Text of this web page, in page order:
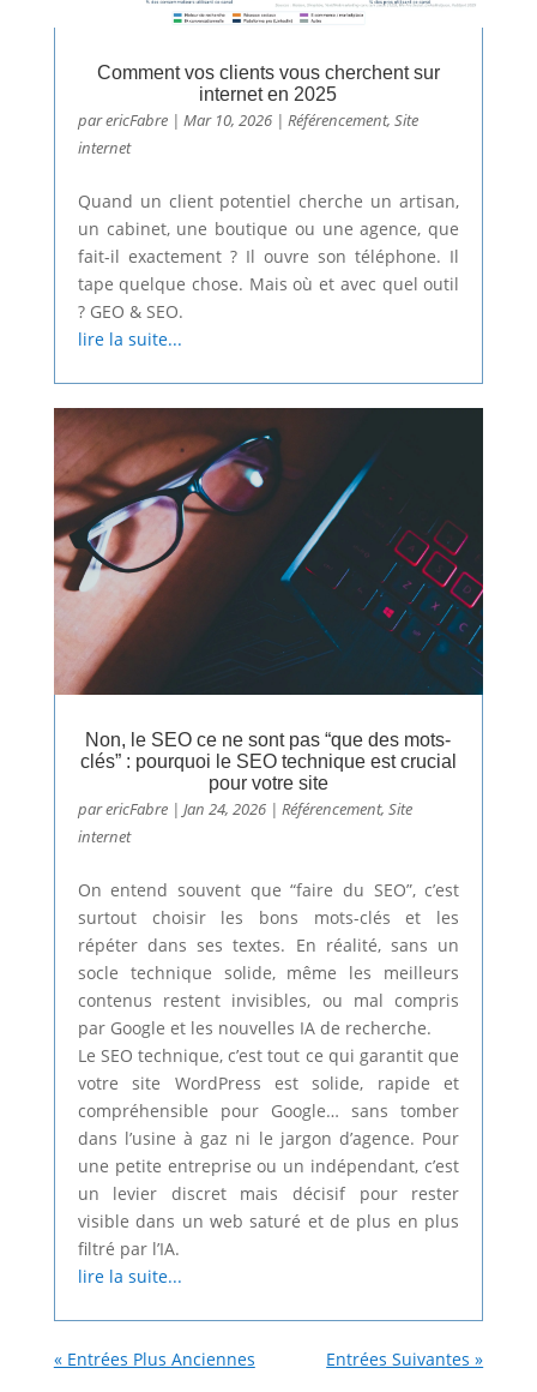
Comment vos clients vous cherchent sur
internet en 2025
parericFabre| Mar 10, 2026| Référencement, Site
internet
Quand un client potentiel cherche un artisan,
un cabinet, une boutique ou une agence, que
fait-il exactement ? Il ouvre son téléphone. Il
tape quelque chose. Mais où et avec quel outil
? GEO & SEO.
lire la suite...
Non, le SEO ce ne sont pas “que des mots-
clés” : pourquoi le SEO technique est crucial
pour votre site
parericFabre| Jan 24, 2026| Référencement, Site
internet
On entend souvent que “faire du SEO”, c’est
surtout choisir les bons mots-clés et les
répéter dans ses textes. En réalité, sans un
socle technique solide, même les meilleurs
contenus restent invisibles, ou mal compris
par Google et les nouvelles IA de recherche.
Le SEO technique, c’est tout ce qui garantit que
votre site WordPress est solide, rapide et
compréhensible pour Google… sans tomber
dans l’usine à gaz ni le jargon d’agence. Pour
une petite entreprise ou un indépendant, c’est
un levier discret mais décisif pour rester
visible dans un web saturé et de plus en plus
filtré par l’IA.
lire la suite...
« Entrées Plus Anciennes Entrées Suivantes »